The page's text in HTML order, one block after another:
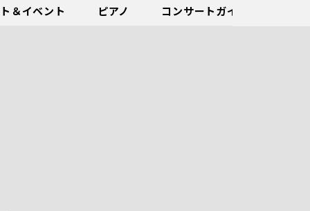
＆イベント ピアノ コンサートガイド